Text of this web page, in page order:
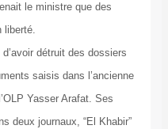
le ministre que des
liberté.
détruit des dossiers
saisis dans l’ancienne
Yasser Arafat. Ses
deux journaux, “El Khabir”